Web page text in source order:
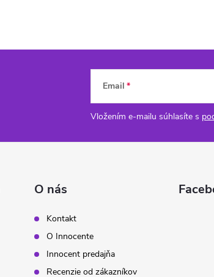
Email
Vložením e-mailu súhlasíte s
O nás
Kontakt
O Innocente
Innocent predajňa
Recenzie od zákazníkov